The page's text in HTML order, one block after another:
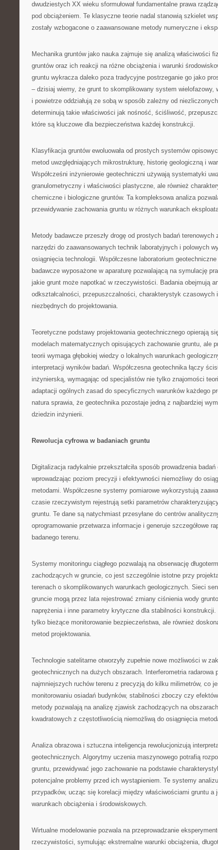
dwudziestych XX wieku sformułował fundamentalne prawa
pod obciążeniem. Te klasyczne teorie nadal stanowią szkielet
zostały wzbogacone o zaawansowane metody numeryczne i
Mechanika gruntów jako nauka zajmuje się analizą właściwości
gruntów oraz ich reakcji na różne obciążenia i warunki
gruntu wykracza daleko poza tradycyjne postrzeganie go jako
– dzisiaj wiemy, że grunt to skomplikowany system wielofazowy,
i powietrze oddziałują ze sobą w sposób zależny od
determinują takie właściwości jak nośność, ściśliwość,
które są kluczowe dla bezpieczeństwa każdej konstrukcji.
Klasyfikacja gruntów ewoluowała od prostych systemów
metod uwzględniających mikrostrukturę, historię geologiczną i
Współcześni inżynierowie geotechniczni używają systematyki
granulometryczny i właściwości plastyczne, ale również
chemiczne i biologiczne gruntów. Ta kompleksowa analiza
przewidywanie zachowania gruntu w różnych warunkach
Metody badawcze przeszły drogę od prostych badań
narzędzi do zaawansowanych technik laboratyjnych i polowych
osiągnięcia technologii. Współczesne laboratorium
badawcze wyposażone w aparaturę pozwalającą na symulację
jakie grunt może napotkać w rzeczywistości. Badania obejmują
odkształcalności, przepuszczalności, charakterystyk czasowych
niezbędnych do projektowania.
Teoretyczne podstawy projektowania geotechnicznego opierają
modelach matematycznych opisujących zachowanie gruntu, ale
teorii wymaga głębokiej wiedzy o lokalnych warunkach
interpretacji wyników badań. Współczesna geotechnika łączy
inżynierską, wymagając od specjalistów nie tylko znajomości
adaptacji ogólnych zasad do specyficznych warunków każdego
natura sprawia, że geotechnika pozostaje jedną z najbardziej
dziedzin inżynierii.
Rewolucja cyfrowa w badaniach gruntu
Digitalizacja radykalnie przekształciła sposób prowadzenia
wprowadzając poziom precyzji i efektywności niemożliwy do
metodami. Współczesne systemy pomiarowe wykorzystują
czasie rzeczywistym rejestrują setki parametrów
gruntu. Te dane są natychmiast przesyłane do centrów
oprogramowanie przetwarza informacje i generuje szczegółowe
badanego terenu.
Systemy monitoringu ciągłego pozwalają na obserwację
zachodzących w gruncie, co jest szczególnie istotne przy
terenach o skomplikowanych warunkach geologicznych. Sieci
gruncie mogą przez lata rejestrować zmiany ciśnienia wody
naprężenia i inne parametry krytyczne dla stabilności konstrukcji.
tylko bieżące monitorowanie bezpieczeństwa, ale również
metod projektowania.
Technologie satelitarne otworzyły zupełnie nowe możliwości w
geotechnicznych na dużych obszarach. Interferometria radarowa
najmniejszych ruchów terenu z precyzją do kilku milimetrów, co
monitorowaniu osiadań budynków, stabilności zboczy czy
metody pozwalają na analizę zjawisk zachodzących na
kwadratowych z częstotliwością niemożliwą do osiągnięcia
Analiza obrazowa i sztuczna inteligencja rewolucjonizują
geotechnicznych. Algorytmy uczenia maszynowego potrafią
gruntu, przewidywać jego zachowanie na podstawie
potencjalne problemy przed ich wystąpieniem. Te systemy
przypadków, ucząc się korelacji między właściwościami gruntu a
warunkach obciążenia i środowiskowych.
Wirtualne modelowanie pozwala na przeprowadzanie
rzeczywistości, symulując ekstremalne warunki obciążenia,